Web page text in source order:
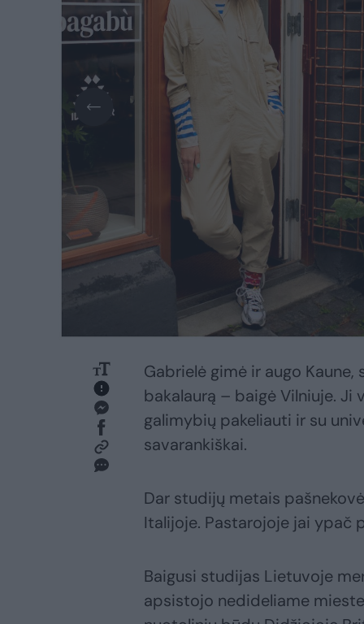
Gabrielė gimė ir augo
bakalaurą – baigė Vilniuje. Ji
galimybių pakeliauti ir su
savarankiškai.
Dar studijų metais
Italijoje. Pastarojoje jai ypač
Baigusi studijas Lietuvoje
apsistojo nedideliame